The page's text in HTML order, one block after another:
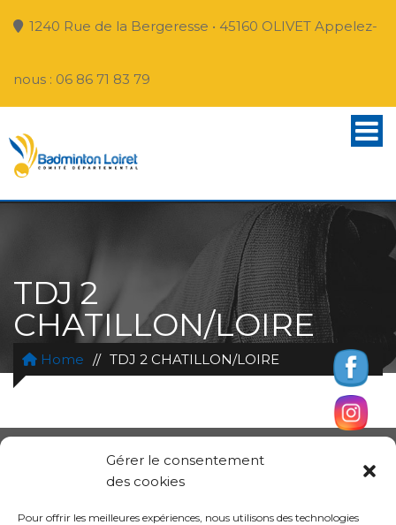
Gérer le consentement
des cookies
Pour offrir les meilleures expériences, nous utilisons des technologies
1240 Rue de la Bergeresse • 45160 OLIVET Appelez-
nous : 06 86 71 83 79
TDJ 2
CHATILLON/LOIRE
Home // TDJ 2 CHATILLON/LOIRE